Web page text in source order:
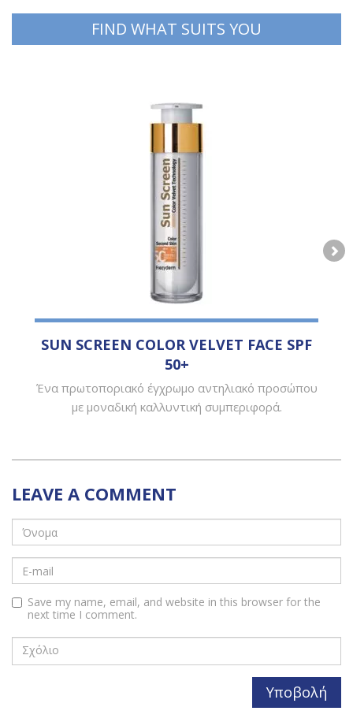
FIND WHAT SUITS YOU
SUN SCREEN COLOR VELVET FACE SPF
50+
Ένα πρωτοποριακό έγχρωμο αντηλιακό προσώπου
με μοναδική καλλυντική συμπεριφορά.
LEAVE A COMMENT
Save my name, email, and website in this browser for the
next time I comment.